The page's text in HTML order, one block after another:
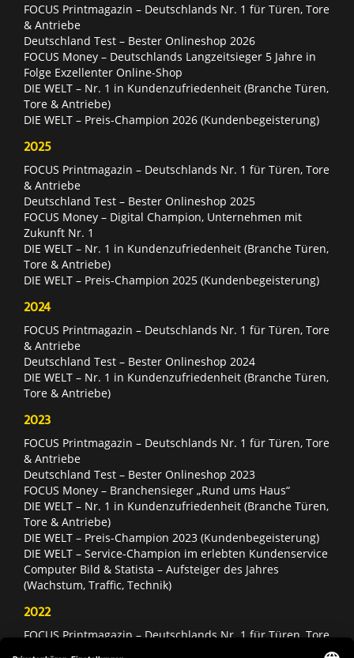
FOCUS Printmagazin – Deutschlands Nr. 1 für Türen, Tore
& Antriebe
Deutschland Test – Bester Onlineshop 2026
FOCUS Money – Deutschlands Langzeitsieger 5 Jahre in
Folge Exzellenter Online-Shop
DIE WELT – Nr. 1 in Kundenzufriedenheit (Branche Türen,
Tore & Antriebe)
DIE WELT – Preis-Champion 2026 (Kundenbegeisterung)
2025
FOCUS Printmagazin – Deutschlands Nr. 1 für Türen, Tore
& Antriebe
Deutschland Test – Bester Onlineshop 2025
FOCUS Money – Digital Champion, Unternehmen mit
Zukunft Nr. 1
DIE WELT – Nr. 1 in Kundenzufriedenheit (Branche Türen,
Tore & Antriebe)
DIE WELT – Preis-Champion 2025 (Kundenbegeisterung)
2024
FOCUS Printmagazin – Deutschlands Nr. 1 für Türen, Tore
& Antriebe
Deutschland Test – Bester Onlineshop 2024
DIE WELT – Nr. 1 in Kundenzufriedenheit (Branche Türen,
Tore & Antriebe)
2023
FOCUS Printmagazin – Deutschlands Nr. 1 für Türen, Tore
& Antriebe
Deutschland Test – Bester Onlineshop 2023
FOCUS Money – Branchensieger „Rund ums Haus“
DIE WELT – Nr. 1 in Kundenzufriedenheit (Branche Türen,
Tore & Antriebe)
DIE WELT – Preis-Champion 2023 (Kundenbegeisterung)
DIE WELT – Service-Champion im erlebten Kundenservice
Computer Bild & Statista – Aufsteiger des Jahres
(Wachstum, Traffic, Technik)
2022
FOCUS Printmagazin – Deutschlands Nr. 1 für Türen, Tore